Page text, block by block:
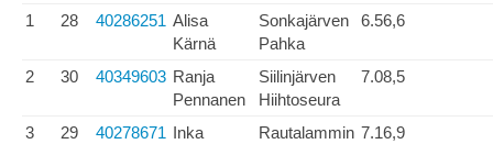
1 28 40286251 Alisa
Kärnä
Sonkajärven
Pahka
6.56,6
2 30 40349603 Ranja
Pennanen
Siilinjärven
Hiihtoseura
7.08,5
3 29 40278671 Inka
Rautalammin 7.16,9